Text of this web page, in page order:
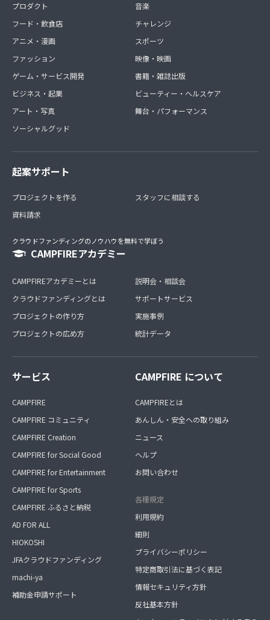
上、お申し込みください。
※ 原材料及び添加物等の食品表示はお届け商品のラベル
に表記されます。
プロダクト
フード・飲食店
アニメ・漫画
ファッション
ゲーム・サービス開発
ビジネス・起業
アート・写真
ソーシャルグッド
音楽
チャレンジ
スポーツ
映像・映画
書籍・雑誌出版
ビューティー・ヘルスケア
舞台・パフォーマンス
起案サポート
プロジェクトを作る
資料請求
スタッフに相談する
クラウドファンディングのノウハウを無料で学ぼう
CAMPFIREアカデミー
CAMPFIREアカデミーとは
クラウドファンディングとは
プロジェクトの作り方
プロジェクトの広め方
説明会・相談会
サポートサービス
実施事例
統計データ
サービス
CAMPFIRE
CAMPFIRE コミュニティ
CAMPFIRE Creation
CAMPFIRE for Social Good
CAMPFIRE for Entertainment
CAMPFIRE for Sports
CAMPFIRE ふるさと納税
AD FOR ALL
HIOKOSHI
JFAクラウドファンディング
machi-ya
補助金申請サポート
CAMPFIRE について
CAMPFIREとは
あんしん・安全への取り組み
ニュース
ヘルプ
お問い合わせ
各種規定
利用規約
細則
プライバシーポリシー
特定商取引法に基づく表記
情報セキュリティ方針
反社基本方針